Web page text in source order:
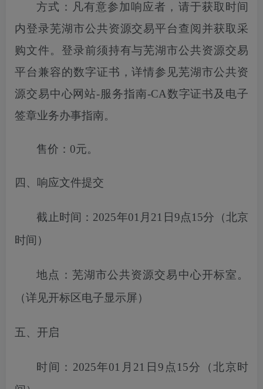
方式：凡有意参加响应者，请于获取时间
内登录芜湖市公共资源交易平台查阅并获取采
购文件。登录前须持有与芜湖市公共资源交易
平台兼容的数字证书，详情参见芜湖市公共资
源交易中心网站-服务指南-CA数字证书及电子
签章业务办事指南。
售价：0元。
四、响应文件提交
截止时间： 2025年01月21日9点15分 （北京
时间）
地点： 芜湖市公共资源交易中心开标室。
（详见开标区电子显示屏）
五、开启
时间： 2025年01月21日9点15分
（北京时